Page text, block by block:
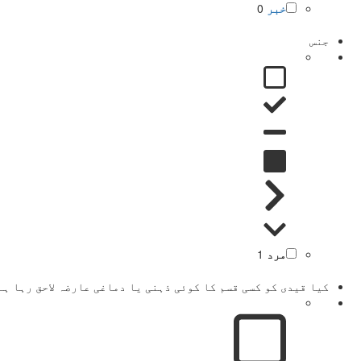
خبر 0
جنس
مرد 1
کیا قیدی کو کسی قسم کا کوئی ذہنی یا دماغی عارضہ لاحق رہا